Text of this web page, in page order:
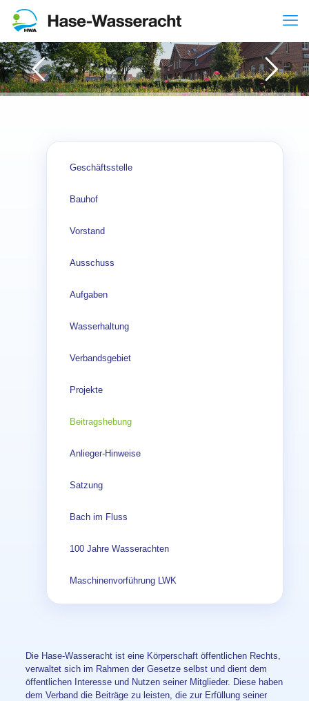
Geschäftsstelle
Bauhof
Vorstand
Ausschuss
Aufgaben
Wasserhaltung
Verbandsgebiet
Projekte
Beitragshebung
Anlieger-Hinweise
Satzung
Bach im Fluss
100 Jahre Wasserachten
Maschinenvorführung LWK
Die Hase-Wasseracht ist eine Körperschaft öffentlichen Rechts,
verwaltet sich im Rahmen der Gesetze selbst und dient dem
öffentlichen Interesse und Nutzen seiner Mitglieder. Diese haben
dem Verband die Beiträge zu leisten, die zur Erfüllung seiner